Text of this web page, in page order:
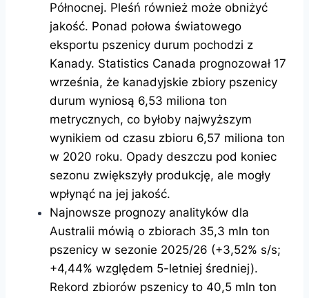
Północnej. Pleśń również może obniżyć
jakość. Ponad połowa światowego
eksportu pszenicy durum pochodzi z
Kanady. Statistics Canada prognozował 17
września, że ​​kanadyjskie zbiory pszenicy
durum wyniosą 6,53 miliona ton
metrycznych, co byłoby najwyższym
wynikiem od czasu zbioru 6,57 miliona ton
w 2020 roku. Opady deszczu pod koniec
sezonu zwiększyły produkcję, ale mogły
wpłynąć na jej jakość.
Najnowsze prognozy analityków dla
Australii mówią o zbiorach 35,3 mln ton
pszenicy w sezonie 2025/26 (+3,52% s/s;
+4,44% względem 5-letniej średniej).
Rekord zbiorów pszenicy to 40,5 mln ton